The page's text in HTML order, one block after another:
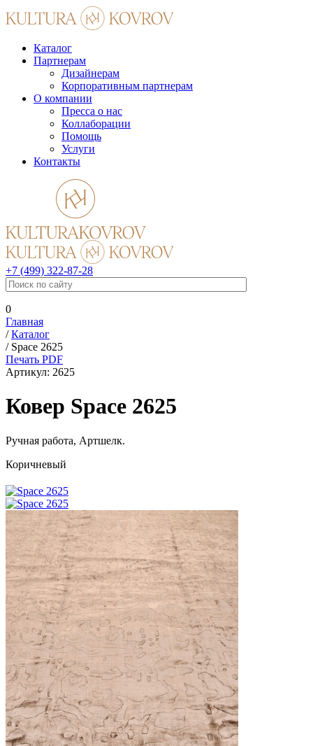
Каталог
Партнерам
Дизайнерам
Корпоративным партнерам
О компании
Пресса о нас
Коллаборации
Помощь
Услуги
Контакты
+7 (499) 322-87-28
0
Главная
/Каталог
/ Space 2625
Печать PDF
Артикул: 2625
Ковер Space 2625
Ручная работа, Артшелк.
Коричневый